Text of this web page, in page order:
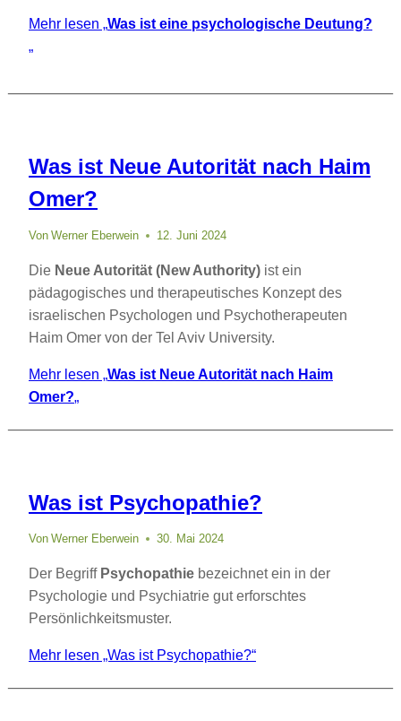
Mehr lesen „Was ist eine psychologische Deutung?
„
Was ist Neue Autorität nach Haim
Omer?
Von Werner Eberwein 12. Juni 2024
Die Neue Autorität (New Authority) ist ein
pädagogisches und therapeutisches Konzept des
israelischen Psychologen und Psychotherapeuten
Haim Omer von der Tel Aviv University.
Mehr lesen „Was ist Neue Autorität nach Haim
Omer?„
Was ist Psychopathie?
Von Werner Eberwein 30. Mai 2024
Der Begriff Psychopathie bezeichnet ein in der
Psychologie und Psychiatrie gut erforschtes
Persönlichkeitsmuster.
Mehr lesen „Was ist Psychopathie?“